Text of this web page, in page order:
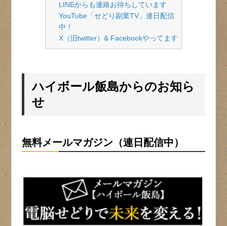
LINEからも連絡お待ちしています
YouTube「せどり副業TV」連日配信
中！
X（旧twitter）& Facebookやってます
ハイボール飯島からのお知ら
せ
無料メールマガジン（連日配信中）